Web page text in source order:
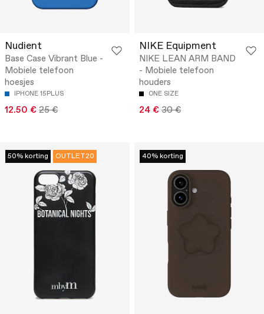
Nudient
Base Case Vibrant Blue -
Mobiele telefoon
hoesjes
IPHONE 15PLUS
12.50 € 25 €
NIKE Equipment
NIKE LEAN ARM BAND
- Mobiele telefoon
houders
ONE SIZE
24 € 30 €
50% korting OUTLET20 40% korting